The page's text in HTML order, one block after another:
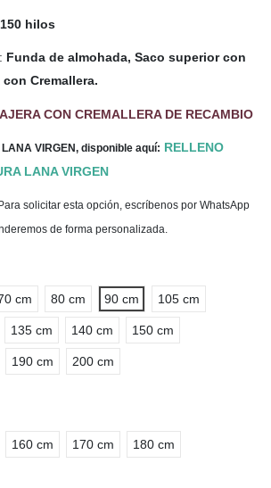
150 hilos
Funda de almohada, Saco superior con
Cremallera.
CON CREMALLERA DE RECAMBIO
VIRGEN, disponible aquí: RELLENO
LANA VIRGEN
Para solicitar esta opción, escríbenos por WhatsApp
de forma personalizada.
cm 80 cm 90 cm 105 cm
135 cm 140 cm 150 cm
190 cm 200 cm
160 cm 170 cm 180 cm